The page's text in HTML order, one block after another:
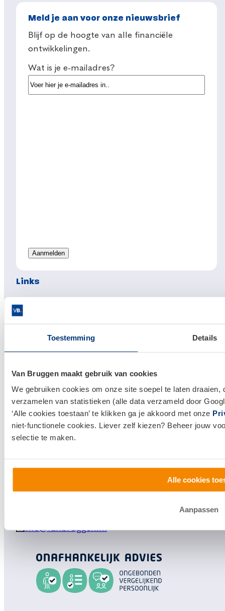
Toestemming Details
Van Bruggen maakt gebruik van cookies
We gebruiken cookies om onze site soepel te laten
verzamelen van statistieken (alle data verzameld door
‘Alle cookies toestaan’ te klikken ga je akkoord met onze
niet-functionele cookies. Liever zelf kiezen? Beheer jouw
selectie te maken.
Alle cookies
Aanpassen
Meld je aan voor onze nieuwsbrief
Blijf op de hoogte van alle financiële
ontwikkelingen.
Wat is je e-mailadres?
Links
Actuele hypotheekrentes
Financieel Advies
Verzekeringsadvies
Makelaardij
Huis kopen
Huis verkopen
Bezoek eenvestigingbij jou in de buurt, of neem
info@vanbruggen.nl